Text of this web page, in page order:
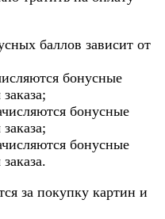
баллов зависит от
бонусные
бонусные
бонусные
за покупку картин и